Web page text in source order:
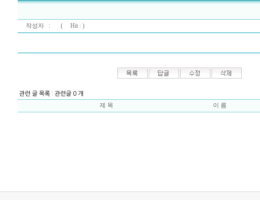
작성자 : ( Hit : )
관련 글 목록 : 관련글 0 개
제 목 이 름